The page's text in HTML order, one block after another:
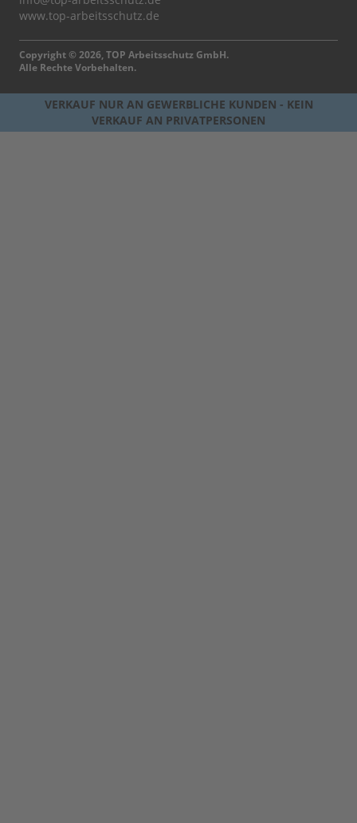
www.top-arbeitsschutz.de
Copyright © 2026, TOP Arbeitsschutz GmbH.
Alle Rechte Vorbehalten.
VERKAUF NUR AN GEWERBLICHE KUNDEN - KEIN
VERKAUF AN PRIVATPERSONEN